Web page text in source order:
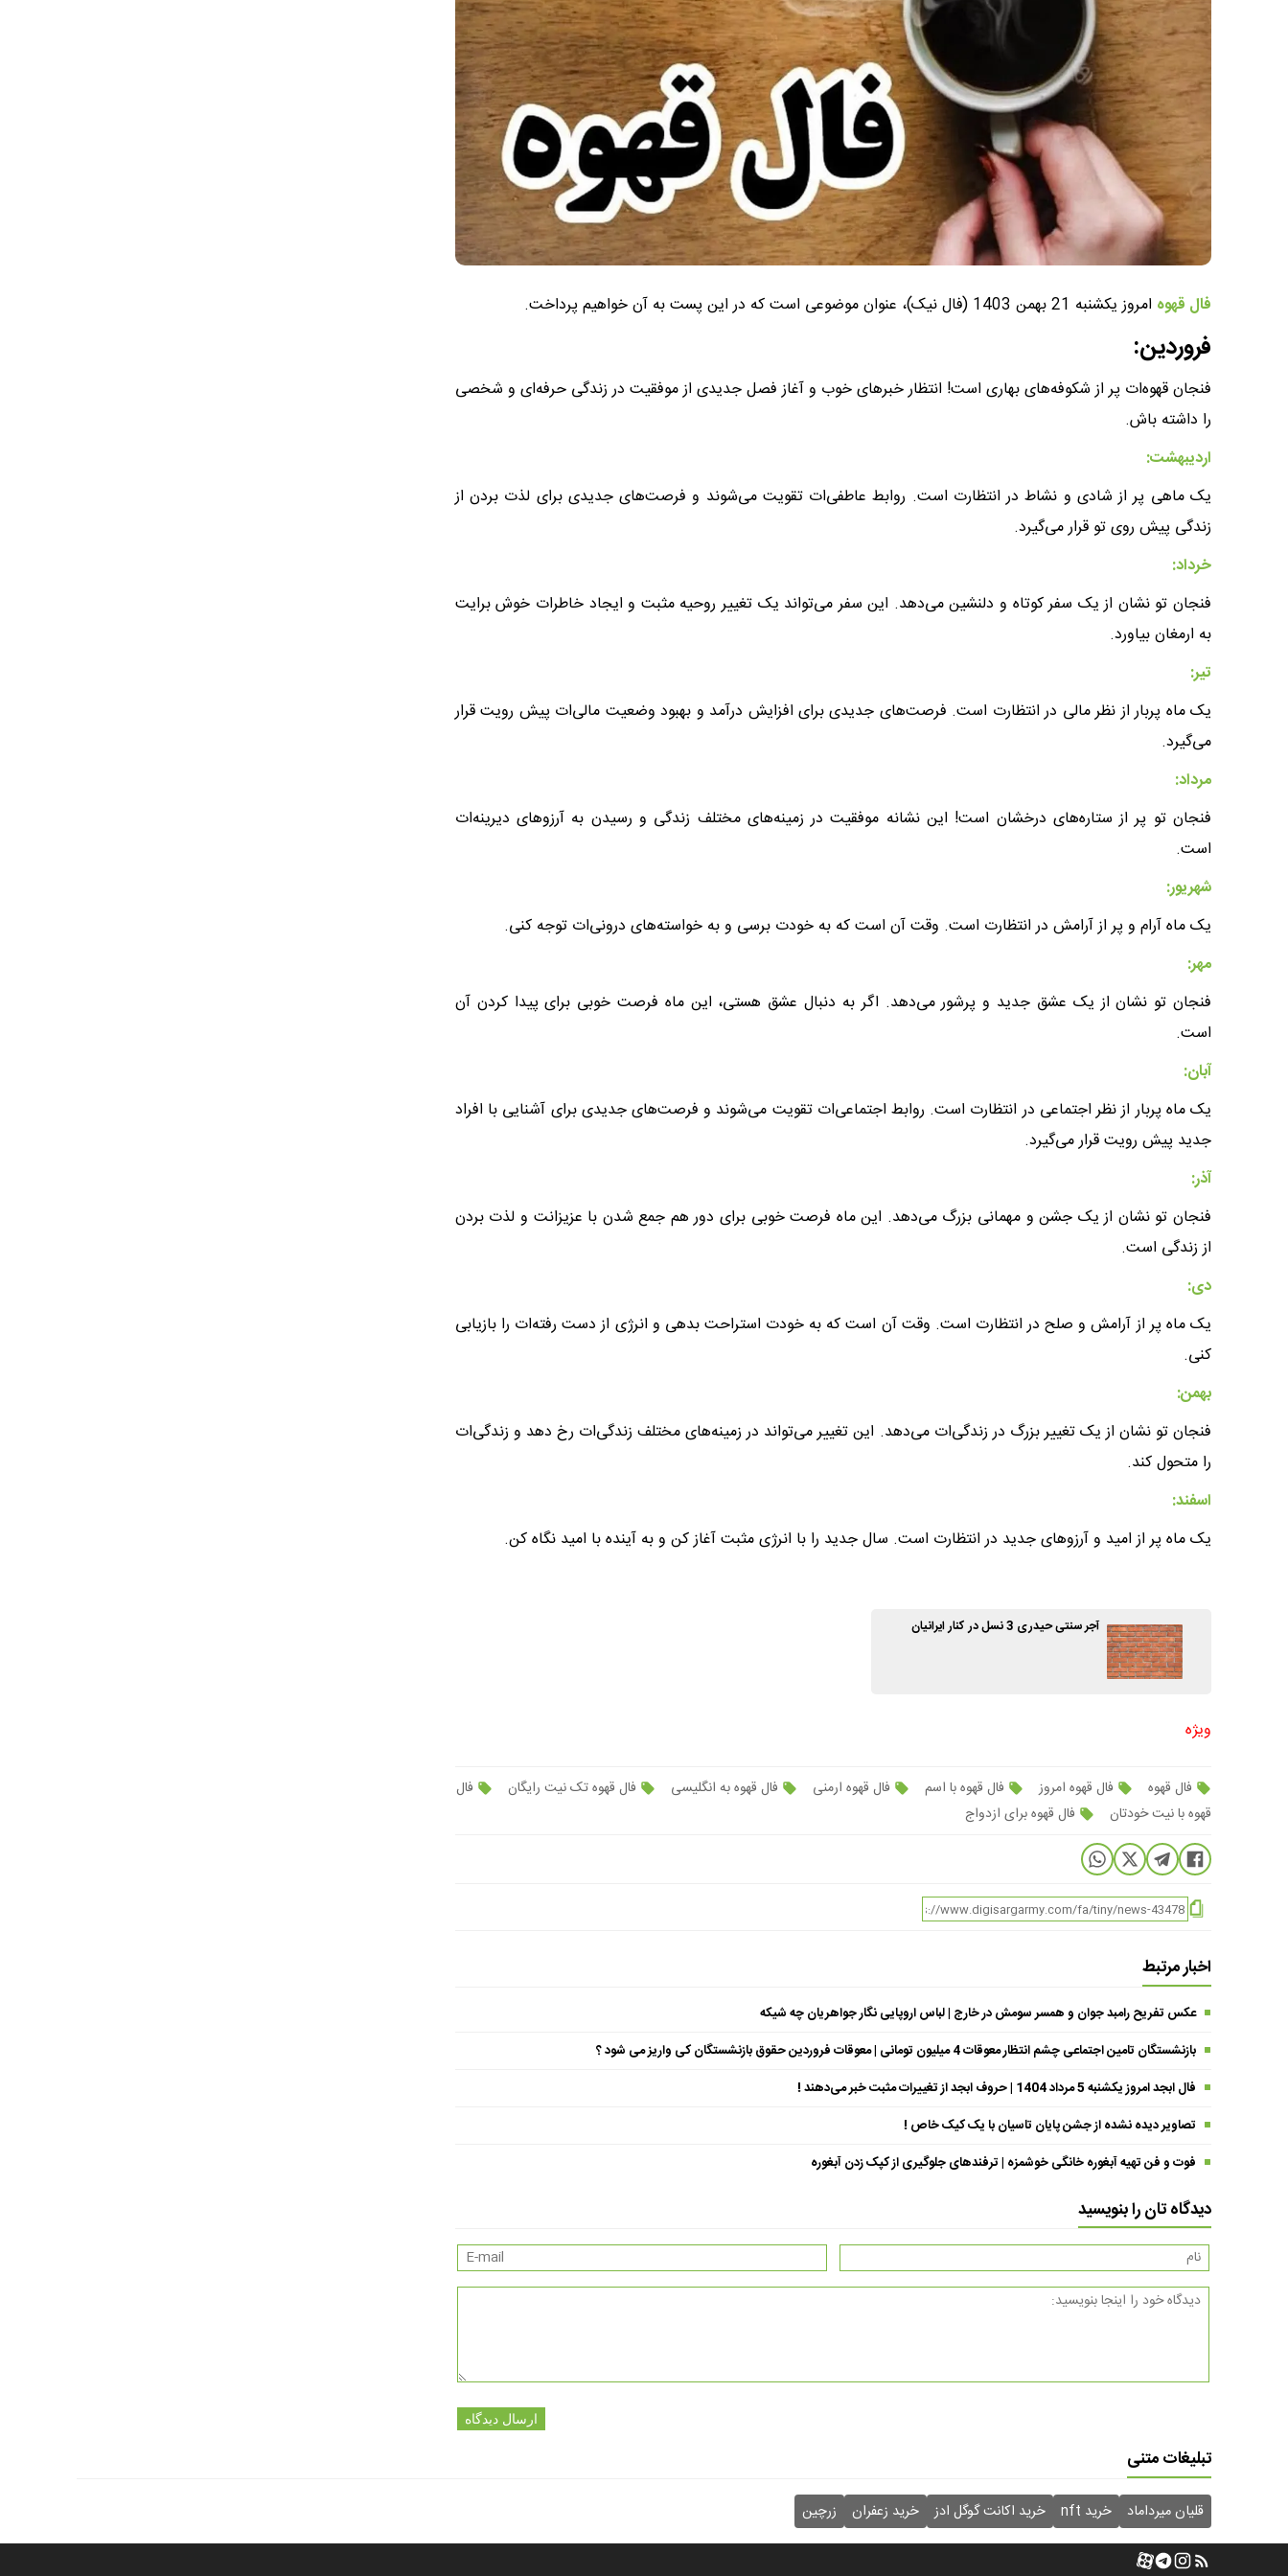
فال قهوه امروز یکشنبه 21 بهمن 1403 (فال نیک)، عنوان موضوعی است که در این پست به آن خواهیم پرداخت.
فروردین:
فنجان قهوه‌ات پر از شکوفه‌های بهاری است! انتظار خبرهای خوب و آغاز فصل جدیدی از موفقیت در زندگی حرفه‌ای و شخصی
را داشته باش.
اردیبهشت:
یک ماهی پر از شادی و نشاط در انتظارت است. روابط عاطفی‌ات تقویت می‌شوند و فرصت‌های جدیدی برای لذت بردن از
زندگی پیش روی تو قرار می‌گیرد.
خرداد:
فنجان تو نشان از یک سفر کوتاه و دلنشین می‌دهد. این سفر می‌تواند یک تغییر روحیه مثبت و ایجاد خاطرات خوش برایت
به ارمغان بیاورد.
تیر:
یک ماه پربار از نظر مالی در انتظارت است. فرصت‌های جدیدی برای افزایش درآمد و بهبود وضعیت مالی‌ات پیش رویت قرار
می‌گیرد.
مرداد:
فنجان تو پر از ستاره‌های درخشان است! این نشانه موفقیت در زمینه‌های مختلف زندگی و رسیدن به آرزوهای دیرینه‌ات
است.
شهریور:
یک ماه آرام و پر از آرامش در انتظارت است. وقت آن است که به خودت برسی و به خواسته‌های درونی‌ات توجه کنی.
مهر:
فنجان تو نشان از یک عشق جدید و پرشور می‌دهد. اگر به دنبال عشق هستی، این ماه فرصت خوبی برای پیدا کردن آن
است.
آبان:
یک ماه پربار از نظر اجتماعی در انتظارت است. روابط اجتماعی‌ات تقویت می‌شوند و فرصت‌های جدیدی برای آشنایی با افراد
جدید پیش رویت قرار می‌گیرد.
آذر:
فنجان تو نشان از یک جشن و مهمانی بزرگ می‌دهد. این ماه فرصت خوبی برای دور هم جمع شدن با عزیزانت و لذت بردن
از زندگی است.
دی:
یک ماه پر از آرامش و صلح در انتظارت است. وقت آن است که به خودت استراحت بدهی و انرژی از دست رفته‌ات را بازیابی
کنی.
بهمن:
فنجان تو نشان از یک تغییر بزرگ در زندگی‌ات می‌دهد. این تغییر می‌تواند در زمینه‌های مختلف زندگی‌ات رخ دهد و زندگی‌ات
را متحول کند.
اسفند:
یک ماه پر از امید و آرزوهای جدید در انتظارت است. سال جدید را با انرژی مثبت آغاز کن و به آینده با امید نگاه کن.
آجر سنتی حیدری 3 نسل در کنار ایرانیان
ویژه
فال قهوه فال قهوه امروز فال قهوه با اسم فال قهوه ارمنی فال قهوه به انگلیسی فال قهوه تک نیت رایگان
فال
قهوه با نیت خودتان
فال قهوه برای ازدواج
اخبار مرتبط
عکس تفریح رامبد جوان و همسر سومش در خارج | لباس اروپایی نگار جواهریان چه شیکه
بازنشستگان تامین اجتماعی چشم انتظار معوقات 4 میلیون تومانی | معوقات فروردین حقوق بازنشستگان کی واریز می شود ؟
فال ابجد امروز یکشنبه 5 مرداد 1404 | حروف ابجد از تغییرات مثبت خبر می‌دهند !
تصاویر دیده نشده از جشن پایان تاسیان با یک کیک خاص !
فوت و فن تهیه آبغوره خانگی خوشمزه | ترفندهای جلوگیری از کپک زدن آبغوره
دیدگاه تان را بنویسید
ارسال دیدگاه
تبلیغات متنی
قلیان میرداماد خرید nft خرید اکانت گوگل ادز خرید زعفران زرچین